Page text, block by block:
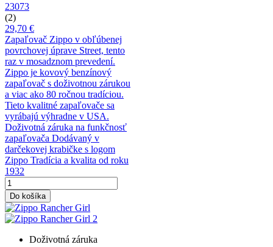
23073
(2)
29,70 €
Zapaľovač Zippo v obľúbenej
povrchovej úprave Street, tento
raz v mosadznom prevedení.
Zippo je kovový benzínový
zapaľovač s doživotnou zárukou
a viac ako 80 ročnou tradíciou.
Tieto kvalitné zapaľovače sa
vyrábajú výhradne v USA.
Doživotná záruka na funkčnosť
zapaľovača Dodávaný v
darčekovej krabičke s logom
Zippo Tradícia a kvalita od roku
1932
Do košíka
Doživotná záruka